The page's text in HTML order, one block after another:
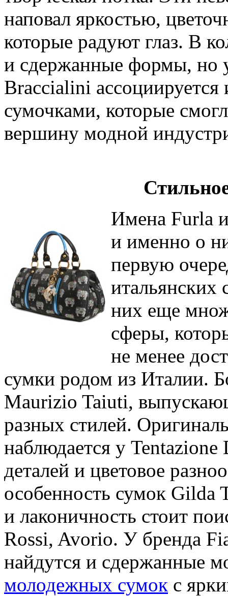
наповал яркостью,
которые радуют глаз. В
и сдержанные формы, но
Braccialini
сумочками, которые
вершину модной
Имена Furla
и именно о
первую
итальянских
них еще
сферы,
не менее
сумки родом из Италии.
Maurizio Taiuti,
разных стилей.
наблюдается у
деталей и цветовое
особенность сумок
и лаконичность стоит
Rossi, Avorio. У бренда
найдутся и сдержанные
молодежных сумок с